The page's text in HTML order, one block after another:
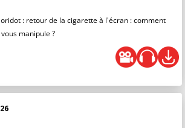
: retour de la cigarette à l'écran : comment
manipule ?